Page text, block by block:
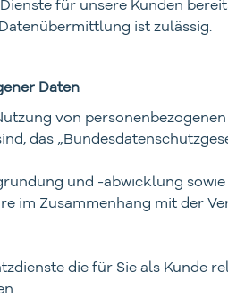
für unsere Kunden
ist zulässig.
Daten
von
das
und -abwicklung
im Zusammenhang mit der
die für Sie als Kunde